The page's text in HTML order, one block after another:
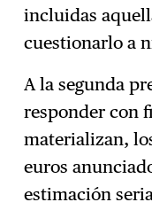
incluidas
cuestionarlo a
A la segunda
responder con
materializan,
euros
estimación